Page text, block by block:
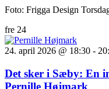
Foto: Frigga Design
fre 24
24. april 2026 @ 18:30 -
Det sker i Sæby: En
Pernille Højmark